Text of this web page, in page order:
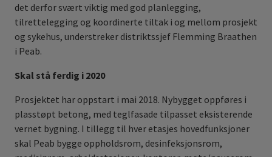
det derfor svært viktig med god planlegging,
tilrettelegging og koordinerte tiltak i og mellom prosjekt
og sykehus, understreker distriktssjef Flemming Braathen
i Peab.
Skal stå ferdig i 2020
Prosjektet har oppstart i mai 2018. Nybygget oppføres i
plasstøpt betong, med teglfasade tilpasset eksisterende
vernet bygning. I tillegg til hver etasjes hovedfunksjoner
skal Peab bygge oppholdsrom, desinfeksjonsrom,